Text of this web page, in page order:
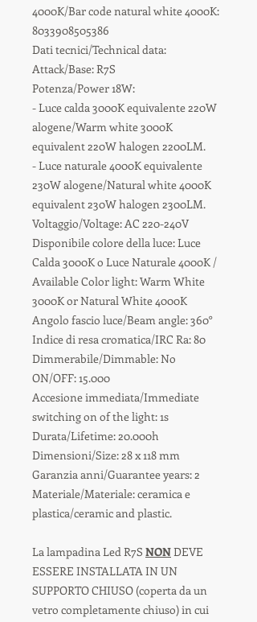
4000K/Bar code natural white 4000K:
8033908505386
Dati tecnici/Technical data:
Attack/Base: R7S
Potenza/Power 18W:
- Luce calda 3000K equivalente 220W
alogene/Warm white 3000K
equivalent 220W halogen 2200LM.
- Luce naturale 4000K equivalente
230W alogene/Natural white 4000K
equivalent 230W halogen 2300LM.
Voltaggio/Voltage: AC 220-240V
Disponibile colore della luce: Luce
Calda 3000K o Luce Naturale 4000K /
Available Color light: Warm White
3000K or Natural White 4000K
Angolo fascio luce/Beam angle: 360°
Indice di resa cromatica/IRC Ra: 80
Dimmerabile/Dimmable: No
ON/OFF: 15.000
Accesione immediata/Immediate
switching on of the light: 1s
Durata/Lifetime: 20.000h
Dimensioni/Size: 28 x 118 mm
Garanzia anni/Guarantee years: 2
Materiale/Materiale: ceramica e
plastica/ceramic and plastic.
La lampadina Led R7S NONDEVE
ESSERE INSTALLATA IN UN
SUPPORTO CHIUSO (coperta da un
vetro completamente chiuso) in cui